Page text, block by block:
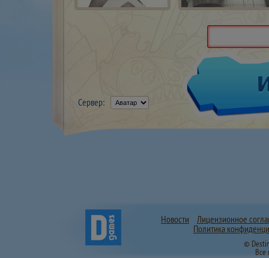
Сервер:
Новости
Лицензионное
Политика
©
Все